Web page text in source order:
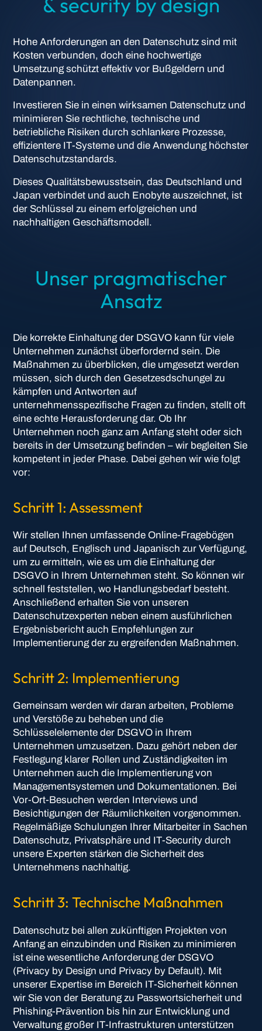
Hohe Anforderungen an den Datenschutz sind mit
Kosten verbunden, doch eine hochwertige
Umsetzung schützt effektiv vor Bußgeldern und
Datenpannen.
Investieren Sie in einen wirksamen Datenschutz und
minimieren Sie rechtliche, technische und
betriebliche Risiken durch schlankere Prozesse,
effizientere IT-Systeme und die Anwendung höchster
Datenschutzstandards.
Dieses Qualitätsbewusstsein, das Deutschland und
Japan verbindet und auch Enobyte auszeichnet, ist
der Schlüssel zu einem erfolgreichen und
nachhaltigen Geschäftsmodell.
Unser pragmatischer
Ansatz
Die korrekte Einhaltung der DSGVO kann für viele
Unternehmen zunächst überfordernd sein. Die
Maßnahmen zu überblicken, die umgesetzt werden
müssen, sich durch den Gesetzesdschungel zu
kämpfen und Antworten auf
unternehmensspezifische Fragen zu finden, stellt oft
eine echte Herausforderung dar. Ob Ihr
Unternehmen noch ganz am Anfang steht oder sich
bereits in der Umsetzung befinden – wir begleiten Sie
kompetent in jeder Phase. Dabei gehen wir wie folgt
vor:
Schritt 1: Assessment
Wir stellen Ihnen umfassende Online-Fragebögen
auf Deutsch, Englisch und Japanisch zur Verfügung,
um zu ermitteln, wie es um die Einhaltung der
DSGVO in Ihrem Unternehmen steht. So können wir
schnell feststellen, wo Handlungsbedarf besteht.
Anschließend erhalten Sie von unseren
Datenschutzexperten neben einem ausführlichen
Ergebnisbericht auch Empfehlungen zur
Implementierung der zu ergreifenden Maßnahmen.
Schritt 2: Implementierung
Gemeinsam werden wir daran arbeiten, Probleme
und Verstöße zu beheben und die
Schlüsselelemente der DSGVO in Ihrem
Unternehmen umzusetzen. Dazu gehört neben der
Festlegung klarer Rollen und Zuständigkeiten im
Unternehmen auch die Implementierung von
Managementsystemen und Dokumentationen. Bei
Vor-Ort-Besuchen werden Interviews und
Besichtigungen der Räumlichkeiten vorgenommen.
Regelmäßige Schulungen Ihrer Mitarbeiter in Sachen
Datenschutz, Privatsphäre und IT-Security durch
unsere Experten stärken die Sicherheit des
Unternehmens nachhaltig.
Schritt 3: Technische Maßnahmen
Datenschutz bei allen zukünftigen Projekten von
Anfang an einzubinden und Risiken zu minimieren
ist eine wesentliche Anforderung der DSGVO
(Privacy by Design und Privacy by Default). Mit
unserer Expertise im Bereich IT-Sicherheit können
wir Sie von der Beratung zu Passwortsicherheit und
Phishing-Prävention bis hin zur Entwicklung und
Verwaltung großer IT-Infrastrukturen unterstützen